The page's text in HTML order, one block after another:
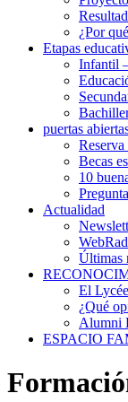
¿Por
Etapas
Infantil
puertas
Becas
10
Actualidad
Últimas
El
¿Qué
Alumni
ESPACIO